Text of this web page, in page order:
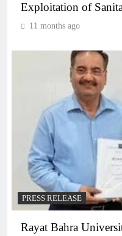
Exploitation of
11 months ago
PRESS RELEASE
Rayat Bahra